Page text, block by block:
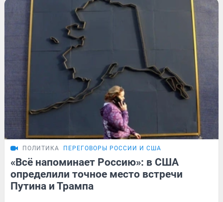
ПОЛИТИКА ПЕРЕГОВОРЫ РОССИИ И США
«Всё напоминает Россию»: в США
определили точное место встречи
Путина и Трампа